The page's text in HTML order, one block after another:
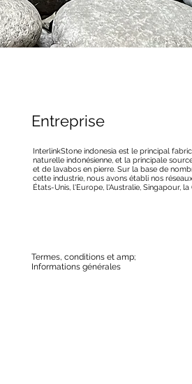
Entreprise
InterlinkStone indonesia est le principal
naturelle indonésienne, et la principale
et de lavabos en pierre. Sur la base de
cette industrie, nous avons établi nos
États-Unis, l'Europe, l'Australie, Singapour,
Termes, conditions et amp;
Informations générales